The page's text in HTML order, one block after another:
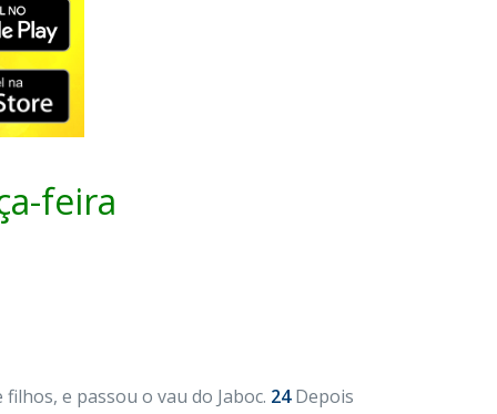
feira
e passou o vau do Jaboc. 24Depois